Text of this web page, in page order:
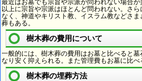
最近はお墓でも宗旨や宗派が問われない場合
以上に宗旨や宗派はほとんど問われない。さ
なく、神道やキリスト教、イスラム教などさ
葬もある。
樹木葬の費用について
一般的には、樹木葬の費用はお墓と比べると
なり安く抑えられる。また管理費もお墓に比べ
樹木葬の埋葬方法